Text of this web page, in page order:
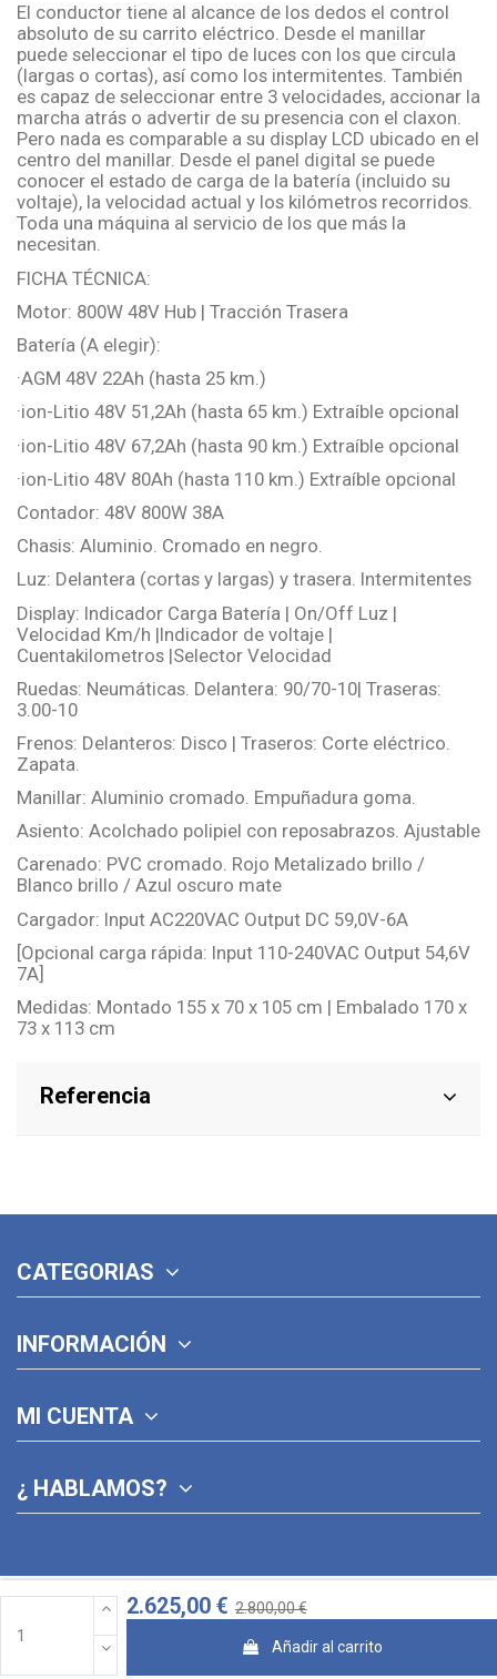
2.625,00 € 2.800,00 €
Añadir al carrito
El conductor tiene al alcance de los dedos el control
absoluto de su carrito eléctrico. Desde el manillar
puede seleccionar el tipo de luces con los que circula
(largas o cortas), así como los intermitentes. También
es capaz de seleccionar entre 3 velocidades, accionar la
marcha atrás o advertir de su presencia con el claxon.
Pero nada es comparable a su display LCD ubicado en el
centro del manillar. Desde el panel digital se puede
conocer el estado de carga de la batería (incluido su
voltaje), la velocidad actual y los kilómetros recorridos.
Toda una máquina al servicio de los que más la
necesitan.
FICHA TÉCNICA:
Motor: 800W 48V Hub | Tracción Trasera
Batería (A elegir):
·AGM 48V 22Ah (hasta 25 km.)
·ion-Litio 48V 51,2Ah (hasta 65 km.) Extraíble opcional
·ion-Litio 48V 67,2Ah (hasta 90 km.) Extraíble opcional
·ion-Litio 48V 80Ah (hasta 110 km.) Extraíble opcional
Contador: 48V 800W 38A
Chasis: Aluminio. Cromado en negro.
Luz: Delantera (cortas y largas) y trasera. Intermitentes
Display: Indicador Carga Batería | On/Off Luz |
Velocidad Km/h |Indicador de voltaje |
Cuentakilometros |Selector Velocidad
Ruedas: Neumáticas. Delantera: 90/70-10| Traseras:
3.00-10
Frenos: Delanteros: Disco | Traseros: Corte eléctrico.
Zapata.
Manillar: Aluminio cromado. Empuñadura goma.
Asiento: Acolchado polipiel con reposabrazos. Ajustable
Carenado: PVC cromado. Rojo Metalizado brillo /
Blanco brillo / Azul oscuro mate
Cargador: Input AC220VAC Output DC 59,0V-6A
[Opcional carga rápida: Input 110-240VAC Output 54,6V
7A]
Medidas: Montado 155 x 70 x 105 cm | Embalado 170 x
73 x 113 cm
Referencia
CATEGORIAS
INFORMACIÓN
MI CUENTA
¿ HABLAMOS?
© 2026 · Diseñado con ♥ por Jose Pina y
StudioCreativo3D